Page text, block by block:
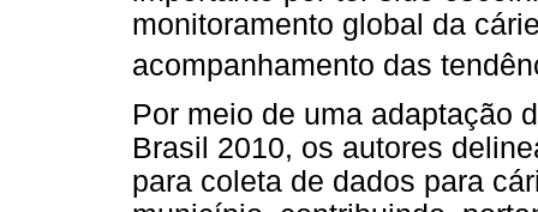
monitoramento global da
acompanhamento das
Por meio de uma adaptação
Brasil 2010, os autores
para coleta de dados para